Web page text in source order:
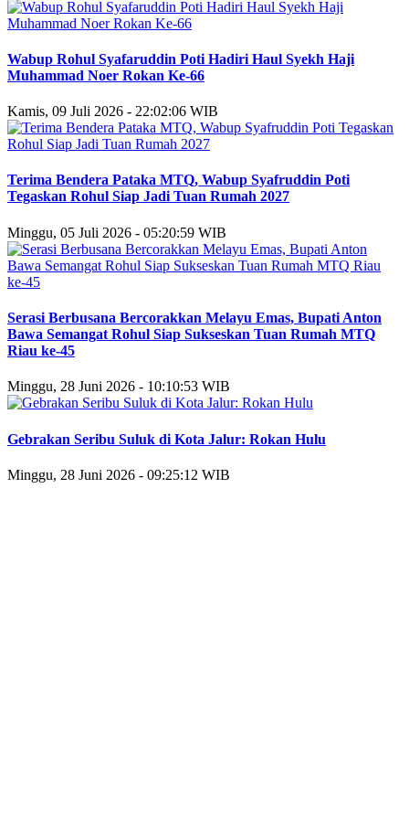
Wabup Rohul Syafaruddin Poti Hadiri Haul Syekh Haji
Muhammad Noer Rokan Ke-66
Kamis, 09 Juli 2026 - 22:02:06 WIB
Terima Bendera Pataka MTQ, Wabup Syafruddin Poti
Tegaskan Rohul Siap Jadi Tuan Rumah 2027
Minggu, 05 Juli 2026 - 05:20:59 WIB
Serasi Berbusana Bercorakkan Melayu Emas, Bupati Anton
Bawa Semangat Rohul Siap Sukseskan Tuan Rumah MTQ
Riau ke-45
Minggu, 28 Juni 2026 - 10:10:53 WIB
Gebrakan Seribu Suluk di Kota Jalur: Rokan Hulu
Minggu, 28 Juni 2026 - 09:25:12 WIB